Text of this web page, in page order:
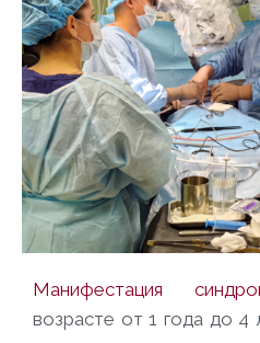
Манифестация
возрасте от 1 года до 4